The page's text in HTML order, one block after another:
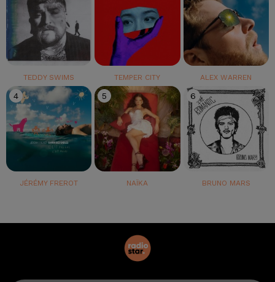
TEDDY SWIMS TEMPER CITY ALEX WARREN
4
JÉRÉMY FREROT
5
NAÏKA
6
BRUNO MARS